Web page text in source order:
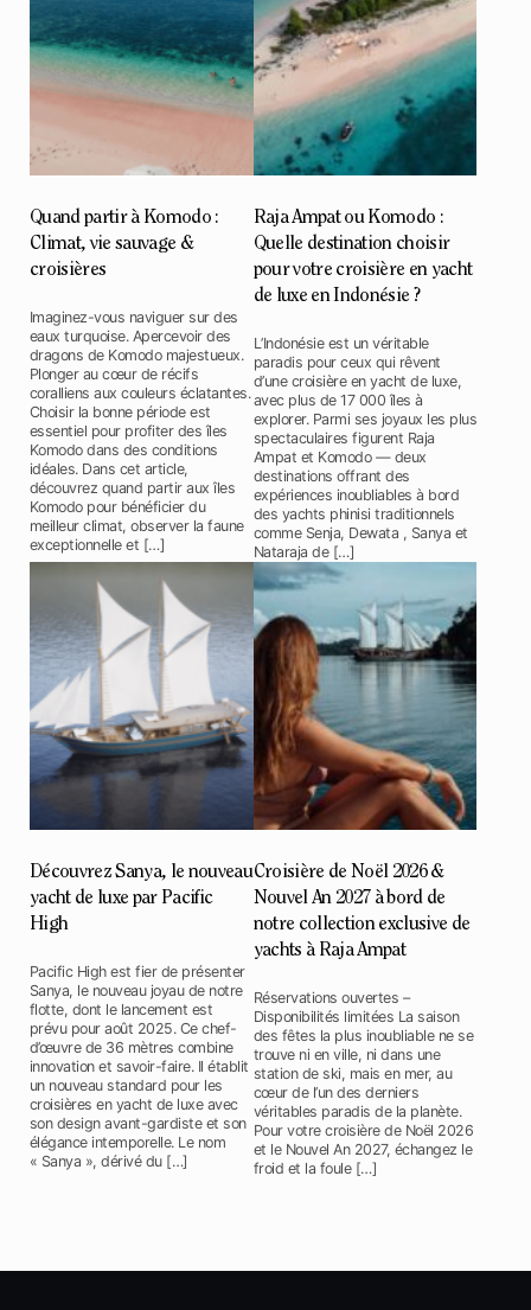
Quand partir à Komodo :
Climat, vie sauvage &
croisières
Imaginez-vous naviguer sur des
eaux turquoise. Apercevoir des
dragons de Komodo majestueux.
Plonger au cœur de récifs
coralliens aux couleurs éclatantes.
Choisir la bonne période est
essentiel pour profiter des îles
Komodo dans des conditions
idéales. Dans cet article,
découvrez quand partir aux îles
Komodo pour bénéficier du
meilleur climat, observer la faune
exceptionnelle et […]
Raja Ampat ou Komodo :
Quelle destination choisir
pour votre croisière en yacht
de luxe en Indonésie ?
L’Indonésie est un véritable
paradis pour ceux qui rêvent
d’une croisière en yacht de luxe,
avec plus de 17 000 îles à
explorer. Parmi ses joyaux les plus
spectaculaires figurent Raja
Ampat et Komodo — deux
destinations offrant des
expériences inoubliables à bord
des yachts phinisi traditionnels
comme Senja, Dewata , Sanya et
Nataraja de […]
Découvrez Sanya, le nouveau
yacht de luxe par Pacific
High
Pacific High est fier de présenter
Sanya, le nouveau joyau de notre
flotte, dont le lancement est
prévu pour août 2025. Ce chef-
d’œuvre de 36 mètres combine
innovation et savoir-faire. Il établit
un nouveau standard pour les
croisières en yacht de luxe avec
son design avant-gardiste et son
élégance intemporelle. Le nom
« Sanya », dérivé du […]
Croisière de Noël 2026 &
Nouvel An 2027 à bord de
notre collection exclusive de
yachts à Raja Ampat
Réservations ouvertes –
Disponibilités limitées La saison
des fêtes la plus inoubliable ne se
trouve ni en ville, ni dans une
station de ski, mais en mer, au
cœur de l’un des derniers
véritables paradis de la planète.
Pour votre croisière de Noël 2026
et le Nouvel An 2027, échangez le
froid et la foule […]